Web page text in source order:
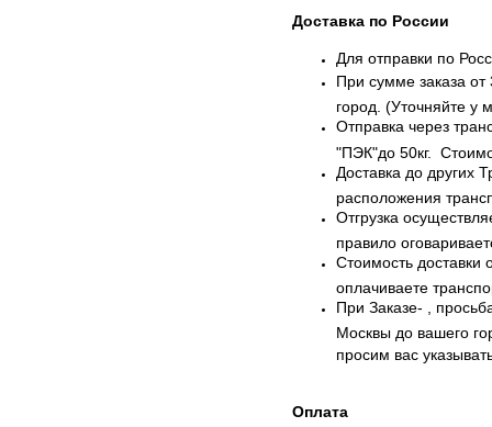
Доставка по России
Для отправки по
При сумме заказа
город. (Уточняйте у
Отправка через
"ПЭК"до 50кг.
Доставка до других
расположения
Отгрузка
правило
Стоимость
оплачиваете
При Заказе- ,
Москвы до вашего
просим вас
Оплата